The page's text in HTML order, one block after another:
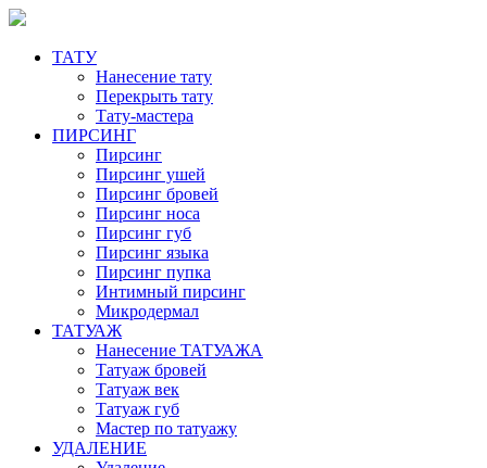
ТАТУ
Нанесение тату
Перекрыть тату
Тату-мастера
ПИРСИНГ
Пирсинг
Пирсинг ушей
Пирсинг бровей
Пирсинг носа
Пирсинг губ
Пирсинг языка
Пирсинг пупка
Интимный пирсинг
Микродермал
ТАТУАЖ
Нанесение ТАТУАЖА
Татуаж бровей
Татуаж век
Татуаж губ
Мастер по татуажу
УДАЛЕНИЕ